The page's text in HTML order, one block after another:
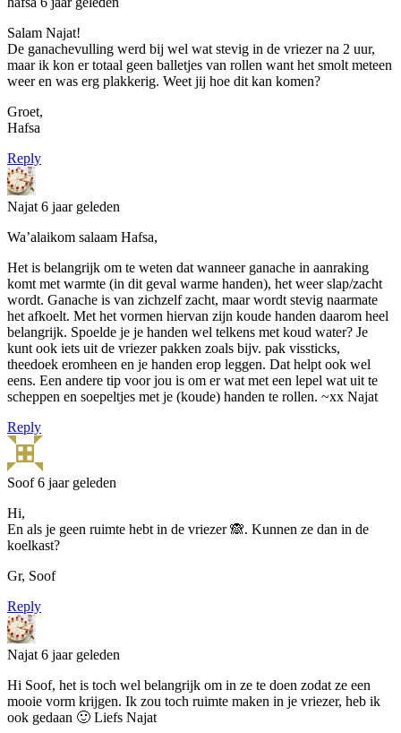
Salam Najat!
De ganachevulling werd bij wel wat stevig in de vriezer na 2 uur,
maar ik kon er totaal geen balletjes van rollen want het smolt meteen
weer en was erg plakkerig. Weet jij hoe dit kan komen?
Groet,
Hafsa
Reply
Najat 6 jaar geleden
Wa’alaikom salaam Hafsa,
Het is belangrijk om te weten dat wanneer ganache in aanraking
komt met warmte (in dit geval warme handen), het weer slap/zacht
wordt. Ganache is van zichzelf zacht, maar wordt stevig naarmate
het afkoelt. Met het vormen hiervan zijn koude handen daarom heel
belangrijk. Spoelde je je handen wel telkens met koud water? Je
kunt ook iets uit de vriezer pakken zoals bijv. pak vissticks,
theedoek eromheen en je handen erop leggen. Dat helpt ook wel
eens. Een andere tip voor jou is om er wat met een lepel wat uit te
scheppen en soepeltjes met je (koude) handen te rollen. ~xx Najat
Reply
Soof6 jaar geleden
Hi,
En als je geen ruimte hebt in de vriezer 🙈. Kunnen ze dan in de
koelkast?
Gr, Soof
Reply
Najat 6 jaar geleden
Hi Soof, het is toch wel belangrijk om in ze te doen zodat ze een
mooie vorm krijgen. Ik zou toch ruimte maken in je vriezer, heb ik
ook gedaan 🙂 Liefs Najat